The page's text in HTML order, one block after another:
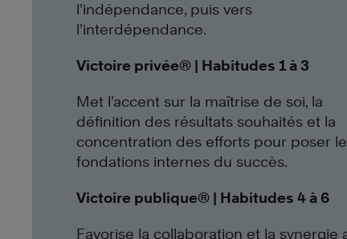
l’indépendance, puis vers
l’interdépendance.
Victoire privée® | Habitudes 1 à 3
Met l’accent sur la maîtrise de soi, la
définition des résultats souhaités et la
concentration des efforts pour poser
fondations internes du succès.
Victoire publique® | Habitudes 4 à 6
Favorise la collaboration et la synergie